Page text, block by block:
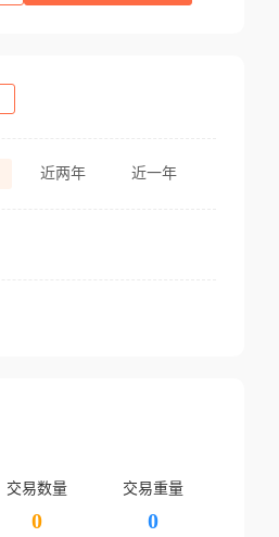
近两年 近一年
交易数量
0
交易重量
0